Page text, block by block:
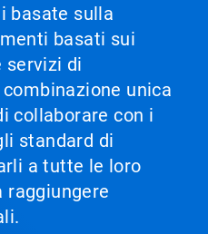
basate sulla
basati sui
servizi di
unica
collaborare con i
standard di
a tutte le loro